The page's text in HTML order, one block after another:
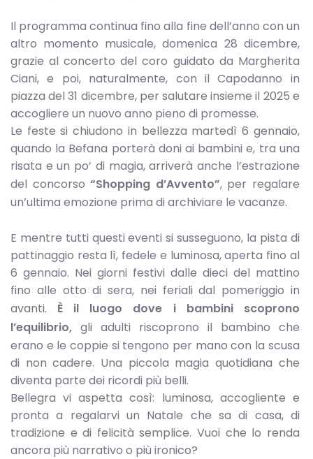
Il programma continua fino alla fine dell’anno con un
altro momento musicale, domenica 28 dicembre,
grazie al concerto del coro guidato da Margherita
Ciani, e poi, naturalmente, con il Capodanno in
piazza del 31 dicembre, per salutare insieme il 2025 e
accogliere un nuovo anno pieno di promesse.
Le feste si chiudono in bellezza martedì 6 gennaio,
quando la Befana porterà doni ai bambini e, tra una
risata e un po’ di magia, arriverà anche l’estrazione
del concorso“Shopping d’Avvento”, per regalare
un’ultima emozione prima di archiviare le vacanze.
E mentre tutti questi eventi si susseguono, la pista di
pattinaggio resta lì, fedele e luminosa, aperta fino al
6 gennaio. Nei giorni festivi dalle dieci del mattino
fino alle otto di sera, nei feriali dal pomeriggio in
avanti. È il luogo dove i bambini scoprono
l’equilibrio, gli adulti riscoprono il bambino che
erano e le coppie si tengono per mano con la scusa
di non cadere. Una piccola magia quotidiana che
diventa parte dei ricordi più belli.
Bellegra vi aspetta così: luminosa, accogliente e
pronta a regalarvi un Natale che sa di casa, di
tradizione e di felicità semplice. Vuoi che lo renda
ancora più narrativo o più ironico?